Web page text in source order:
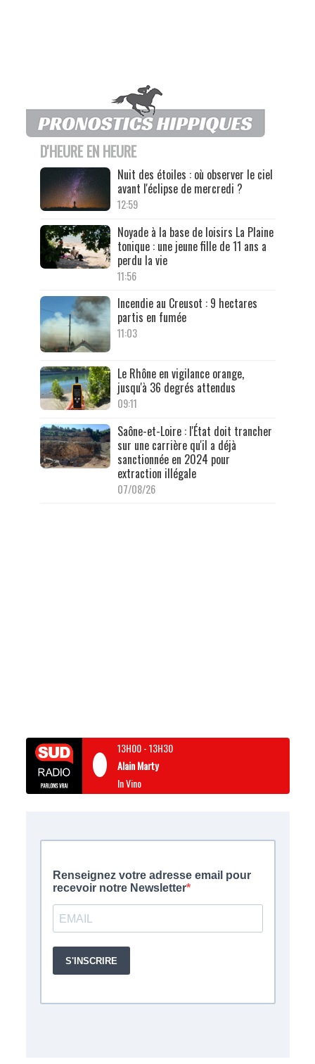
D'HEURE EN HEURE
Nuit des étoiles : où observer le ciel
avant l'éclipse de mercredi ?
12:59
Noyade à la base de loisirs La Plaine
tonique : une jeune fille de 11 ans a
perdu la vie
11:56
Incendie au Creusot : 9 hectares
partis en fumée
11:03
Le Rhône en vigilance orange,
jusqu'à 36 degrés attendus
09:11
Saône-et-Loire : l'État doit trancher
sur une carrière qu'il a déjà
sanctionnée en 2024 pour
extraction illégale
07/08/26
13H00-13H30
Alain Marty
In Vino